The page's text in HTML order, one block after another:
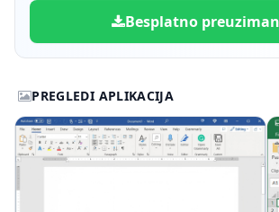
Besplatno
PREGLEDI APLIKACIJA